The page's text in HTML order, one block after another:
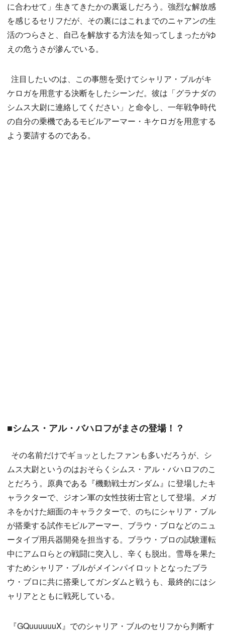
に合わせて」生きてきたかの裏返しだろう。強烈な解放感
を感じるセリフだが、その裏にはこれまでのニャアンの生
活のつらさと、自己を解放する方法を知ってしまったがゆ
えの危うさが滲んでいる。
注目したいのは、この事態を受けてシャリア・ブルがキ
ケロガを用意する決断をしたシーンだ。彼は「グラナダの
シムス大尉に連絡してください」と命令し、一年戦争時代
の自分の乗機であるモビルアーマー・キケロガを用意する
よう要請するのである。
■シムス・アル・バハロフがまさの登場！？
その名前だけでギョッとしたファンも多いだろうが、シ
ムス大尉というのはおそらくシムス・アル・バハロフのこ
とだろう。原典である『機動戦士ガンダム』に登場したキ
ャラクターで、ジオン軍の女性技術士官として登場。メガ
ネをかけた細面のキャラクターで、のちにシャリア・ブル
が搭乗する試作モビルアーマー、ブラウ・ブロなどのニュ
ータイプ用兵器開発を担当する。ブラウ・ブロの試験運転
中にアムロらとの戦闘に突入し、辛くも脱出。雪辱を果た
すためシャリア・ブルがメインパイロットとなったブラ
ウ・ブロに共に搭乗してガンダムと戦うも、最終的にはシ
ャリアとともに戦死している。
『GQuuuuuuX』でのシャリア・ブルのセリフから判断す